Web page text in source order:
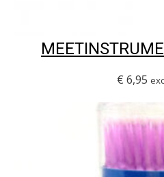
€ 6,95